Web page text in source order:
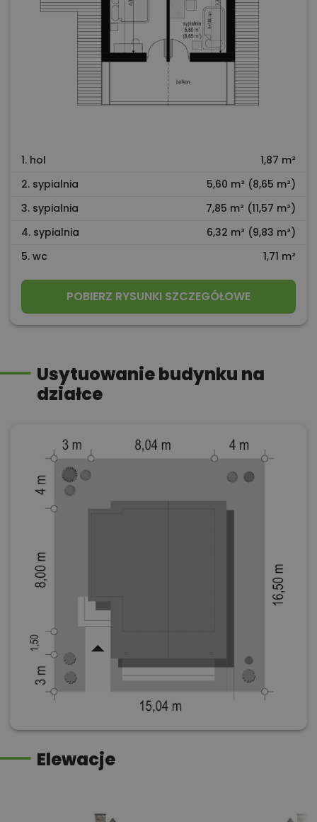
1. hol
1,87 m²
2. sypialnia
5,60 m² (8,65 m²)
3. sypialnia
7,85 m² (11,57 m²)
4. sypialnia
6,32 m² (9,83 m²)
5. wc
1,71 m²
POBIERZ RYSUNKI SZCZEGÓŁOWE
Usytuowanie budynku na
działce
Elewacje